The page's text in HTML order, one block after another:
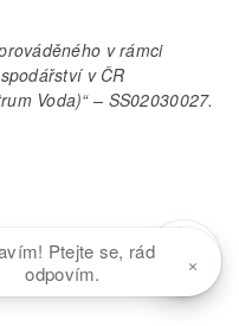
v rámci
v ČR
Voda)“ – SS02030027.
Ptejte se, rád
odpovím.
×